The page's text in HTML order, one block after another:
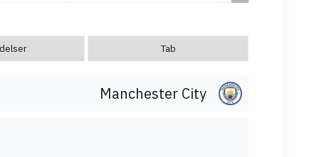
Tab
Manchester City